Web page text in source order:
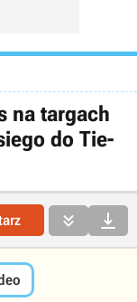
na targach
do Tie-
 